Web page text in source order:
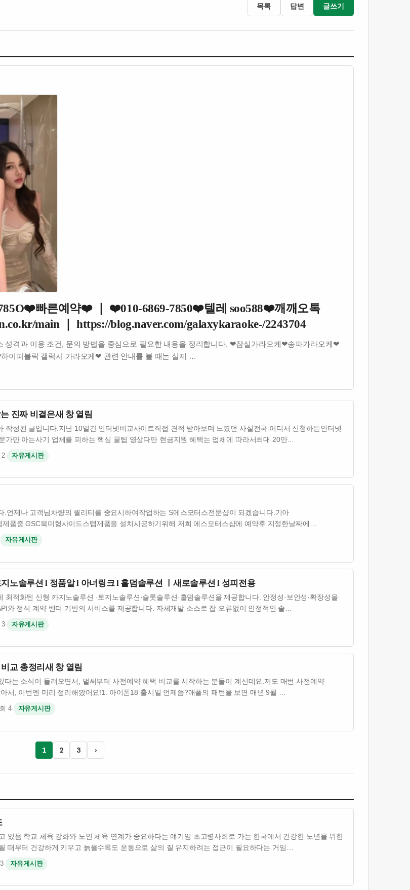
목록 답변 글쓰기
빠른예약❤️ ｜ ❤️010-6869-7850❤️텔레 soo588❤️깨깨오톡
main ｜ https://blog.naver.com/galaxykaraoke-/2243704
격과 이용 조건, 문의 방법을 중심으로 필요한 내용을 정리합니다. ❤잠실가라오케❤송파가라오케❤
이퍼블릭 갤럭시 가라오케❤ 관련 안내를 볼 때는 실제 …
진짜 비결은새 창 열림
작성된 글입니다.지난 10일간 인터넷비교사이트직접 견적 받아보며 느꼈던 사실​전국 어디서 신청하든인터넷
만 아는사기 업체를 피하는 핵심 꿀팁 영상다만 현금지원 혜택는 업체에 따라서최대 20만…
2· 자유게시판
.언제나 고객님차량의 퀄리티를 중요시하여작업하는 S에스모터스전문샵이 되겠습니다.기아
품중 GSC북미형사이드스텝제품을 설치시공하기위해 저희 에스모터스샵에 예약후 지정한날짜에
자유게시판
노솔루션 l 정품알 l 아너링크 l 홀덤솔루션 ㅣ새로솔루션 l 성피전용
적화된 신형 카지노솔루션 ·토지노솔루션·슬롯솔루션·홀덤솔루션을 제공합니다. 안정성·보안성·확장성을
와 정식 계약 밴더 기반의 서비스를 제공합니다. 자체개발 소스로 잡 오류없이 안정적인 솔…
3· 자유게시판
교 총정리새 창 열림
다는 소식이 들려오면서, 벌써부터 사전예약 혜택 비교를 시작하는 분들이 계신데요.저도 매번 사전예약
서, 이번엔 미리 정리해봤어요!1. 아이폰18 출시일 언제쯤?애플의 패턴을 보면 매년 9월 …
4· 자유게시판
1 2 3 ›
있음 학교 체육 강화와 노인 체육 연계가 중요하다는 얘기임 초고령사회로 가는 한국에서 건강한 노년을 위한
때부터 건강하게 키우고 늙을수록도 운동으로 삶의 질 유지하려는 접근이 필요하다는 거임…
· 자유게시판